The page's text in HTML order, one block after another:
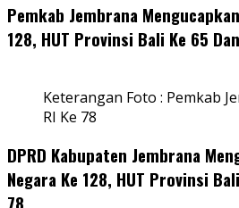
Pemkab Jembrana
128, HUT Provinsi Bali Ke 65
Keterangan Foto : Pemkab
RI Ke 78
DPRD Kabupaten Jembrana
Negara Ke 128, HUT Provinsi